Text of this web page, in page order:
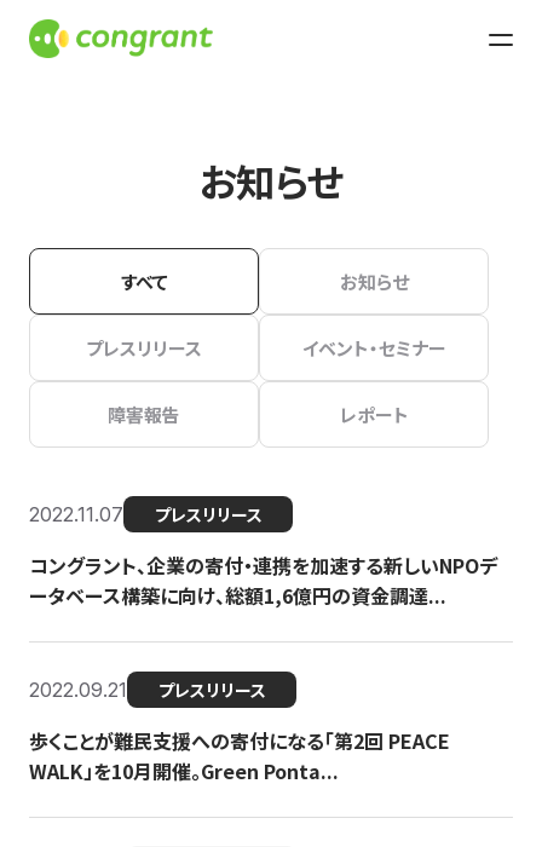
お知らせ
すべて お知らせ
プレスリリース イベント・セミナー
障害報告 レポート
2022.11.07 プレスリリース
コングラント、企業の寄付・連携を加速する新しいNPOデ
ータベース構築に向け、総額1,6億円の資金調達...
2022.09.21 プレスリリース
歩くことが難民支援への寄付になる「第2回 PEACE
WALK」を10月開催。Green Ponta...